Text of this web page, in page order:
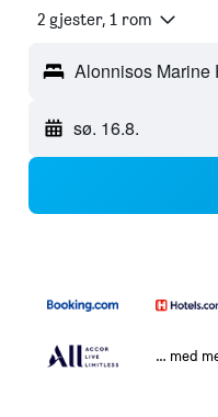
2 gjester, 1 rom
Alonnisos Marine
sø. 16.8.
… med